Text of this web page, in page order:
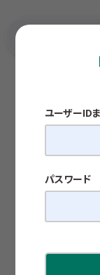
ユーザーID
パスワード
～地方創生
公開日：2026.02.02
四国財